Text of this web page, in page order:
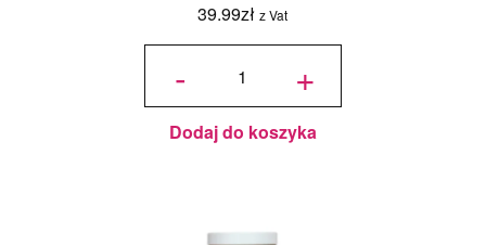
39.99zł z Vat
-
ilość
laskowych
100% Pi-
NUTS
250 g –
bez cukru,
+
Dodaj do koszyka